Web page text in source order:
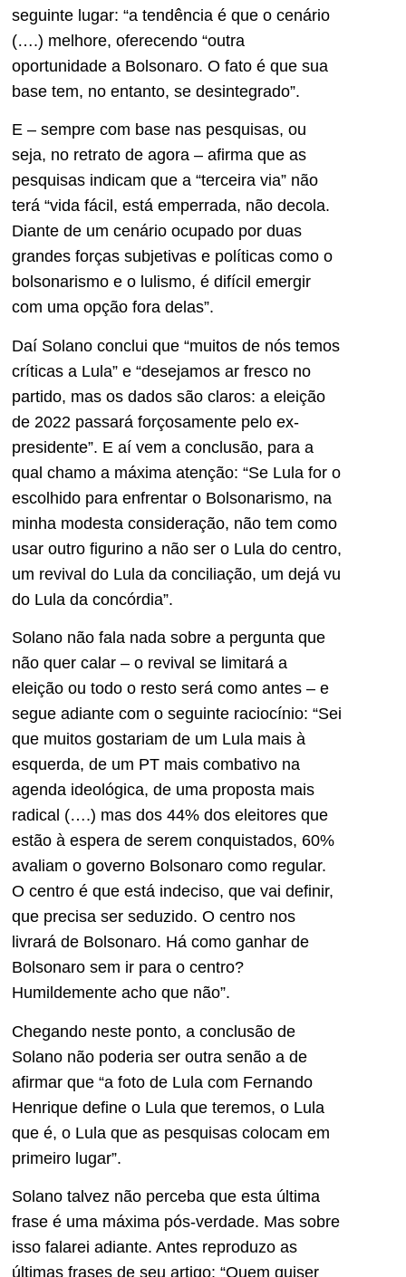
seguinte lugar: “a tendência é que o cenário
(….) melhore, oferecendo “outra
oportunidade a Bolsonaro. O fato é que sua
base tem, no entanto, se desintegrado”.
E – sempre com base nas pesquisas, ou
seja, no retrato de agora – afirma que as
pesquisas indicam que a “terceira via” não
terá “vida fácil, está emperrada, não decola.
Diante de um cenário ocupado por duas
grandes forças subjetivas e políticas como o
bolsonarismo e o lulismo, é difícil emergir
com uma opção fora delas”.
Daí Solano conclui que “muitos de nós temos
críticas a Lula” e “desejamos ar fresco no
partido, mas os dados são claros: a eleição
de 2022 passará forçosamente pelo ex-
presidente”. E aí vem a conclusão, para a
qual chamo a máxima atenção: “Se Lula for o
escolhido para enfrentar o Bolsonarismo, na
minha modesta consideração, não tem como
usar outro figurino a não ser o Lula do centro,
um revival do Lula da conciliação, um dejá vu
do Lula da concórdia”.
Solano não fala nada sobre a pergunta que
não quer calar – o revival se limitará a
eleição ou todo o resto será como antes – e
segue adiante com o seguinte raciocínio: “Sei
que muitos gostariam de um Lula mais à
esquerda, de um PT mais combativo na
agenda ideológica, de uma proposta mais
radical (….) mas dos 44% dos eleitores que
estão à espera de serem conquistados, 60%
avaliam o governo Bolsonaro como regular.
O centro é que está indeciso, que vai definir,
que precisa ser seduzido. O centro nos
livrará de Bolsonaro. Há como ganhar de
Bolsonaro sem ir para o centro?
Humildemente acho que não”.
Chegando neste ponto, a conclusão de
Solano não poderia ser outra senão a de
afirmar que “a foto de Lula com Fernando
Henrique define o Lula que teremos, o Lula
que é, o Lula que as pesquisas colocam em
primeiro lugar”.
Solano talvez não perceba que esta última
frase é uma máxima pós-verdade. Mas sobre
isso falarei adiante. Antes reproduzo as
últimas frases de seu artigo: “Quem quiser